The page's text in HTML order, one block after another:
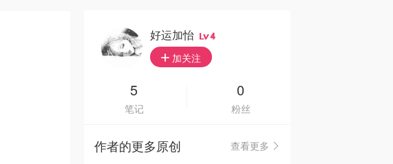
🇦🇺
🇳🇿新西兰
好运加怡 4
加关注
5
笔记
0
粉丝
作者的更多原创
查看更多